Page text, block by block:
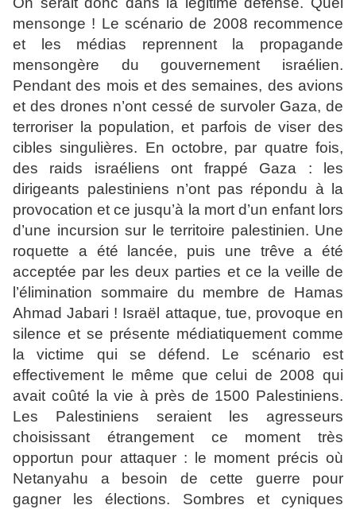
mensonge ! Le scénario de 2008 recommence
et les médias reprennent la propagande
mensongère du gouvernement israélien.
Pendant des mois et des semaines, des avions
et des drones n’ont cessé de survoler Gaza, de
terroriser la population, et parfois de viser des
cibles singulières. En octobre, par quatre fois,
des raids israéliens ont frappé Gaza : les
dirigeants palestiniens n’ont pas répondu à la
provocation et ce jusqu’à la mort d’un enfant lors
d’une incursion sur le territoire palestinien. Une
roquette a été lancée, puis une trêve a été
acceptée par les deux parties et ce la veille de
l’élimination sommaire du membre de Hamas
Ahmad Jabari ! Israël attaque, tue, provoque en
silence et se présente médiatiquement comme
la victime qui se défend. Le scénario est
effectivement le même que celui de 2008 qui
avait coûté la vie à près de 1500 Palestiniens.
Les Palestiniens seraient les agresseurs
choisissant étrangement ce moment très
opportun pour attaquer : le moment précis où
Netanyahu a besoin de cette guerre pour
gagner les élections. Sombres et cyniques